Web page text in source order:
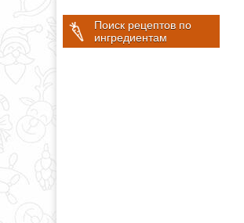
Поиск рецептов по
ингредиентам